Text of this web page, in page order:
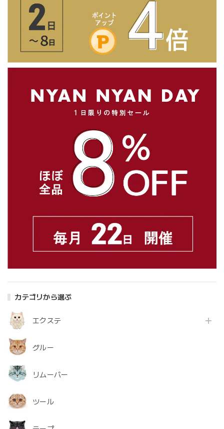
カテゴリから選ぶ
エクステ
グルー
リムーバー
ツール